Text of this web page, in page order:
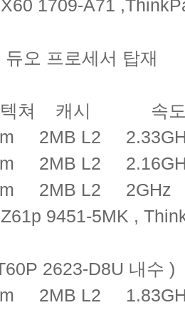
1709-A71
오 프로세서 탑재
쳐 캐시 속도
2MB L2
2MB L2
2MB L2
9451-5MK ,
2623-D8U 내수 )
2MB L2